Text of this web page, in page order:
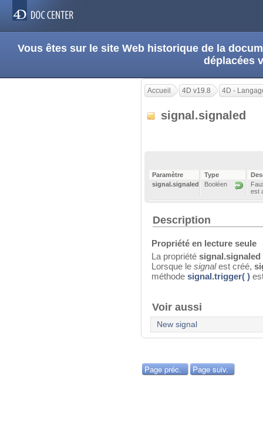
Vous êtes sur le site Web historique de la
déplacées
Accueil 4D v19.8 4D -
signal.signaled
Paramètre Type
signal.signaled
Booléen
est
Description
Propriété en lecture seule
La propriété signal.signaled
Lorsque le signalest créé,
méthode signal.trigger( )
Voir aussi
New signal
Page préc. Page suiv.